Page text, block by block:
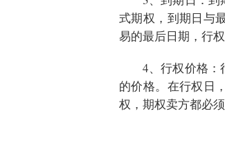
式期权，到期日与
易的最后日期，行
4、行权价格：
的价格。在行权日
权，期权卖方都必